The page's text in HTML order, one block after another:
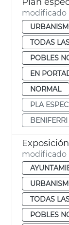
modificado
TODAS
POBLES
EN
NORMAL
PLA
BENIFERRI
modificado
TODAS
POBLES